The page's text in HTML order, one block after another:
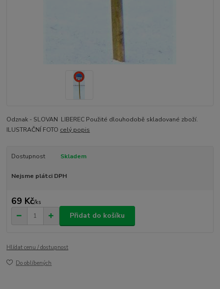
Odznak - SLOVAN LIBEREC Použité dlouhodobě skladované zboží.
ILUSTRAČNÍ FOTO celý popis
Dostupnost Skladem
Nejsme plátci DPH
69 Kč/ks
Přidat do košíku
Hlídat cenu / dostupnost
Do oblíbených